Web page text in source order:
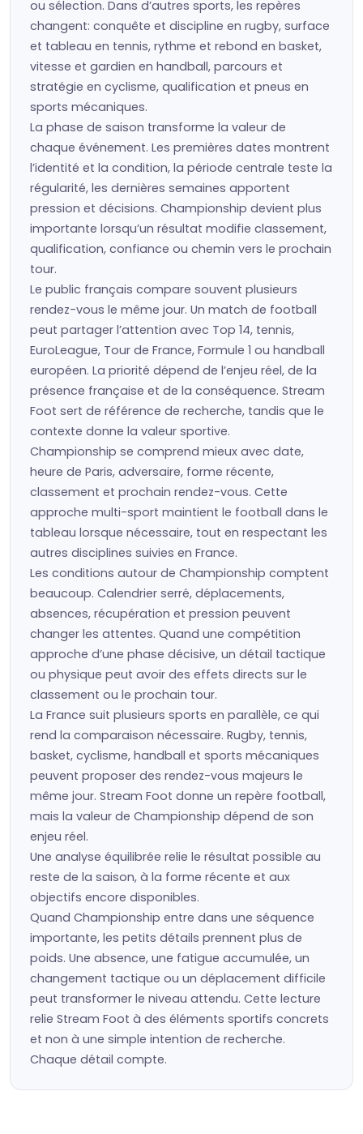
ou sélection. Dans d’autres sports, les repères
changent: conquête et discipline en rugby, surface
et tableau en tennis, rythme et rebond en basket,
vitesse et gardien en handball, parcours et
stratégie en cyclisme, qualification et pneus en
sports mécaniques.
La phase de saison transforme la valeur de
chaque événement. Les premières dates montrent
l’identité et la condition, la période centrale teste la
régularité, les dernières semaines apportent
pression et décisions. Championship devient plus
importante lorsqu’un résultat modifie classement,
qualification, confiance ou chemin vers le prochain
tour.
Le public français compare souvent plusieurs
rendez-vous le même jour. Un match de football
peut partager l’attention avec Top 14, tennis,
EuroLeague, Tour de France, Formule 1 ou handball
européen. La priorité dépend de l’enjeu réel, de la
présence française et de la conséquence. Stream
Foot sert de référence de recherche, tandis que le
contexte donne la valeur sportive.
Championship se comprend mieux avec date,
heure de Paris, adversaire, forme récente,
classement et prochain rendez-vous. Cette
approche multi-sport maintient le football dans le
tableau lorsque nécessaire, tout en respectant les
autres disciplines suivies en France.
Les conditions autour de Championship comptent
beaucoup. Calendrier serré, déplacements,
absences, récupération et pression peuvent
changer les attentes. Quand une compétition
approche d’une phase décisive, un détail tactique
ou physique peut avoir des effets directs sur le
classement ou le prochain tour.
La France suit plusieurs sports en parallèle, ce qui
rend la comparaison nécessaire. Rugby, tennis,
basket, cyclisme, handball et sports mécaniques
peuvent proposer des rendez-vous majeurs le
même jour. Stream Foot donne un repère football,
mais la valeur de Championship dépend de son
enjeu réel.
Une analyse équilibrée relie le résultat possible au
reste de la saison, à la forme récente et aux
objectifs encore disponibles.
Quand Championship entre dans une séquence
importante, les petits détails prennent plus de
poids. Une absence, une fatigue accumulée, un
changement tactique ou un déplacement difficile
peut transformer le niveau attendu. Cette lecture
relie Stream Foot à des éléments sportifs concrets
et non à une simple intention de recherche.
Chaque détail compte.